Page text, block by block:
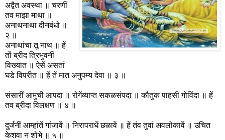
अद्वैत अवस्था ॥ चरणीं
तव माझा माथा ॥
अनाथनाथा दीनबंधो ॥
२ ॥
अनाथांचा तू नाथ ॥ हें
तों ब्रीद त्रिभुवनीं
विख्यात ॥ ऐसें असतां
घडे विपरीत ॥ हें तें मात अनुपम्य देवा ॥ ३ ॥
संसारीं आमुची आपदा ॥ रोगेंव्याप्त सकळसंपदा ॥ कौतुक पाहसी गोविंदा ॥ हें
तव ब्रीदा विलक्षण ॥ ४ ॥
दुर्जनीं आम्हांतें गांजावें ॥ निरापराधें छळावें ॥ हें तंव तुवां अवलोकावें ॥ उचित
केशवा न शोभे ॥ ५ ॥